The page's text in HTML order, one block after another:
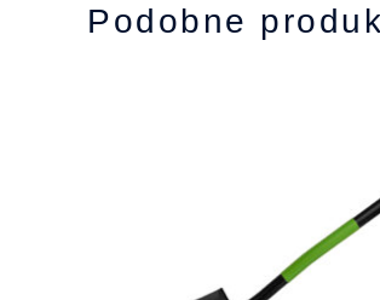
Podobne